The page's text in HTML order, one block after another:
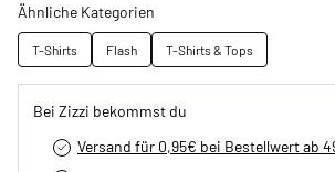
Ähnliche Kategorien
T-Shirts Flash T-Shirts & Tops
Bei Zizzi bekommst du
Versand für 0,95€ bei Bestellwert ab